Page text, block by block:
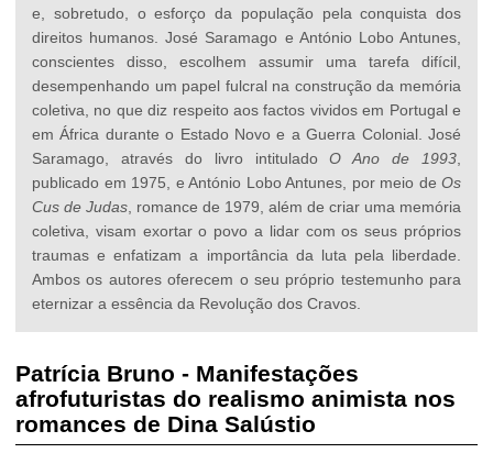
e, sobretudo, o esforço da população pela conquista dos
direitos humanos. José Saramago e António Lobo Antunes,
conscientes disso, escolhem assumir uma tarefa difícil,
desempenhando um papel fulcral na construção da memória
coletiva, no que diz respeito aos factos vividos em Portugal e
em África durante o Estado Novo e a Guerra Colonial. José
Saramago, através do livro intituladoO Ano de 1993
publicado em 1975, e António Lobo Antunes, por meio de Os
Cus de Judas , romance de 1979, além de criar uma memória
coletiva, visam exortar o povo a lidar com os seus próprios
traumas e enfatizam a importância da luta pela liberdade.
Ambos os autores oferecem o seu próprio testemunho para
eternizar a essência da Revolução dos Cravos.
Patrícia Bruno - Manifestações
afrofuturistas do realismo animista nos
romances de Dina Salústio